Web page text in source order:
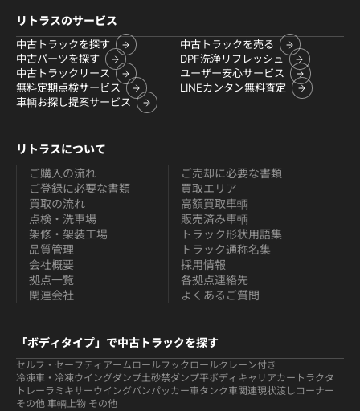
リトラスのサービス
中古トラックを探す
中古トラックを売る
中古パーツを探す
DPF洗浄リフレッシュ
中古トラックリース
ユーザー安心サービス
無料定期点検サービス
LINEカンタン無料査定
車輌お探し提案サービス
リトラスについて
ご購入の流れ
ご登録に必要な書類
買取の流れ
ご売却に必要な書類
買取エリア
高額買取車輌
点検・洗車場
架修・架装工場
品質管理
販売済み車輌
トラック形状用語集
トラック通称名集
会社概要
拠点一覧
関連会社
採用情報
各拠点連絡先
よくあるご質問
「ボディタイプ」で中古トラックを探す
セルフ・セーフティ アームロールフックロールクレーン付き
冷凍車・冷凍ウイングダンプ土砂禁ダンプ平ボディ キャリアカー トラクタ
トレーラ ミキサーウイングバンパッカー車タンク車関連現状渡しコーナー
その他 車輌上物 その他